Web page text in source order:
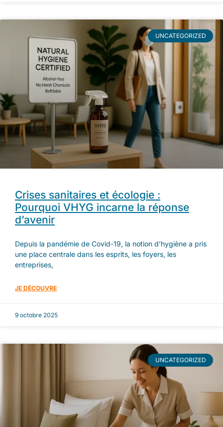
UNCATEGORIZED
Crises sanitaires et écologie :
Pourquoi VHYG incarne la réponse
d’avenir
Depuis la pandémie de Covid-19, la notion d’hygiène a pris
une place centrale dans les esprits, les foyers, les
entreprises,
JE DÉCOUVRE
9 octobre 2025
UNCATEGORIZED